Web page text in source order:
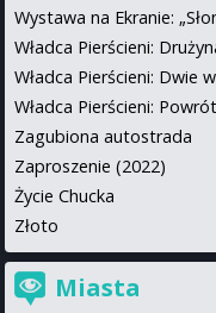
Wystawa na Ekranie:
Władca Pierścieni:
Władca Pierścieni: Dwie
Władca Pierścieni:
Zagubiona autostrada
Zaproszenie (2022)
Życie Chucka
Złoto
Miasta